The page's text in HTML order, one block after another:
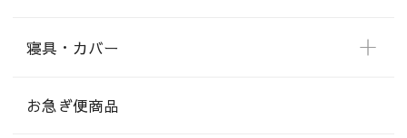
寝具・カバー
お急ぎ便商品